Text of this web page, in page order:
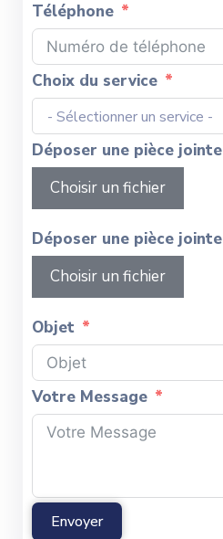
Téléphone
Choix du service
- Sélectionner un service -
Déposer une pièce jointe
Choisir un fichier
Déposer une pièce jointe
Choisir un fichier
Objet
Votre Message
Envoyer